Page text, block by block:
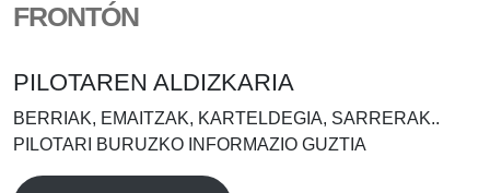
FRONTÓN
PILOTAREN ALDIZKARIA
BERRIAK, EMAITZAK, KARTELDEGIA, SARRERAK..
PILOTARI BURUZKO INFORMAZIO GUZTIA